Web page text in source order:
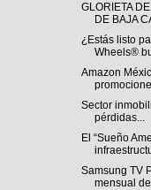
GLORIETA
DE BAJA
¿Estás listo
Wheels®
Amazon
Sector
pérdidas...
El “Sueño
Samsung TV
mensual